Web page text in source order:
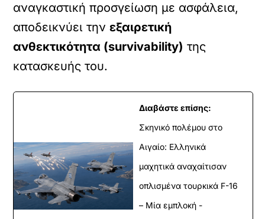
αναγκαστική προσγείωση με ασφάλεια,
αποδεικνύει τηνεξαιρετική
ανθεκτικότητα (survivability) της
κατασκευής του.
Διαβάστε επίσης:
Σκηνικό πολέμου στο
Αιγαίο: Ελληνικά
μαχητικά αναχαίτισαν
οπλισμένα τουρκικά F-16
– Μία εμπλοκή -